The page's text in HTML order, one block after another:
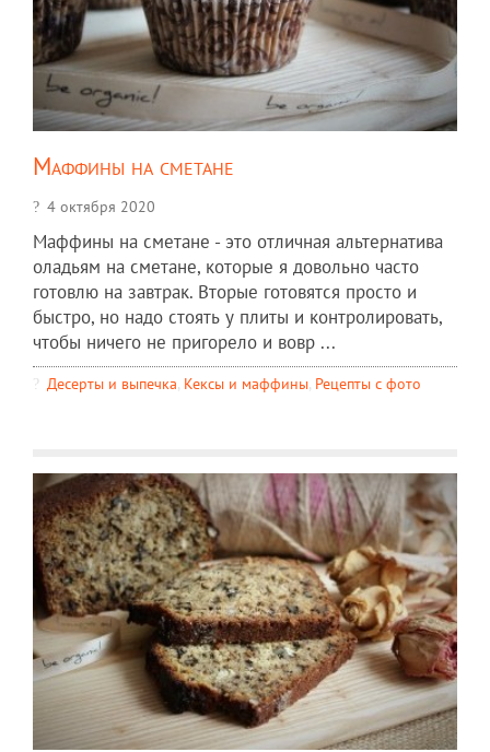
Маффины на сметане
4 октября 2020
Маффины на сметане - это отличная альтернатива
оладьям на сметане, которые я довольно часто
готовлю на завтрак. Вторые готовятся просто и
быстро, но надо стоять у плиты и контролировать,
чтобы ничего не пригорело и вовр ...
Десерты и выпечка, Кексы и маффины, Рецепты c фото